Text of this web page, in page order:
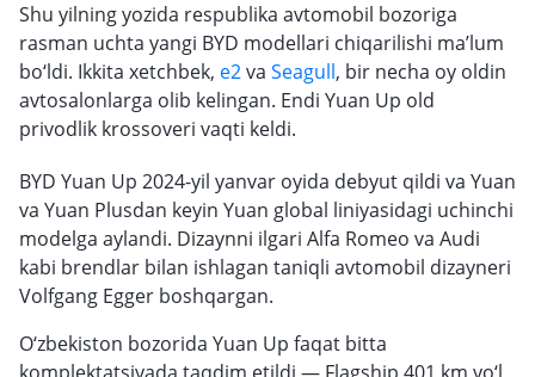
Shu yilning yozida respublika avtomobil bozoriga
rasman uchta yangi BYD modellari chiqarilishi ma’lum
bo‘ldi. Ikkita xetchbek, e2va Seagull, bir necha oy oldin
avtosalonlarga olib kelingan. Endi Yuan Up old
privodlik krossoveri vaqti keldi.
BYD Yuan Up 2024-yil yanvar oyida debyut qildi va Yuan
va Yuan Plusdan keyin Yuan global liniyasidagi uchinchi
modelga aylandi. Dizaynni ilgari Alfa Romeo va Audi
kabi brendlar bilan ishlagan taniqli avtomobil dizayneri
Volfgang Egger boshqargan.
O‘zbekiston bozorida Yuan Up faqat bitta